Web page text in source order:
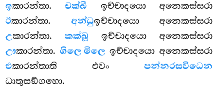
ඉකාරන්තා.චක්ඛී ඉච්චාදයො අනෙකස්සරා
ඊකාරන්තා. අන්ධුඉච්චාදයො අනෙකස්සරා
උකාරන්තා.කක්ඛූ ඉච්චාදයො අනෙකස්සරා
ඌකාරන්තා.ගිලෙ මිලෙඉච්චාදයො අනෙකස්සරා
එකාරන්තාති එවං පන්නරසවිධෙන
ධාතුසඞ්ගහො.